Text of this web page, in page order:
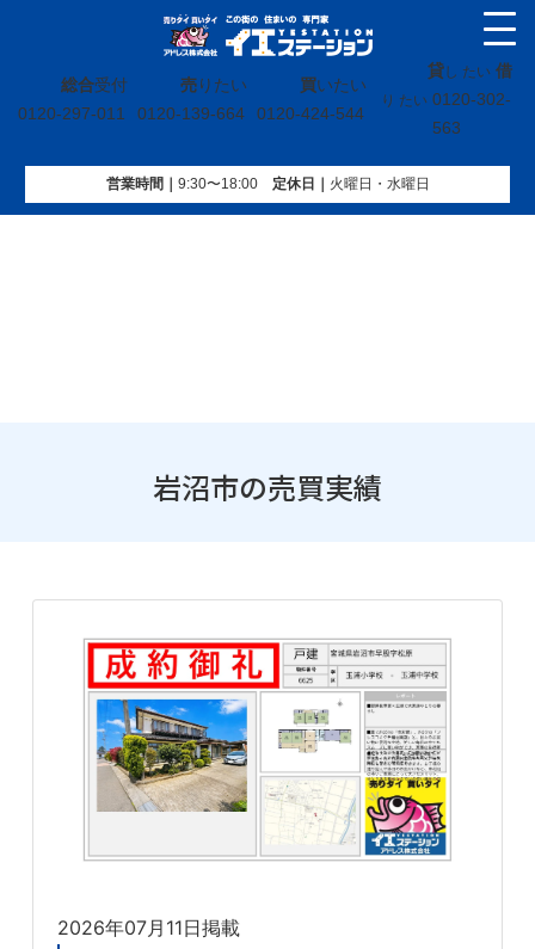
総合受付
0120-297-011
売りたい
0120-139-664
買いたい
0120-424-544
貸し たい 借
り たい 0120-302-
563
営業時間｜ 9:30〜18:00定休⽇｜ 火曜⽇・水曜⽇
イエステーション»売買実績»宮城県»岩沼市
岩沼市の売買実績
2026年07月11日掲載